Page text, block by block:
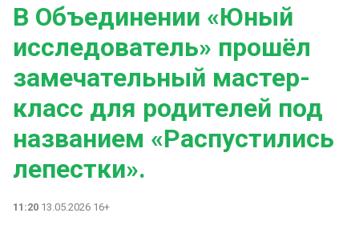
В Объединении «Юный
исследователь» прошёл
замечательный мастер-
класс для родителей под
названием «Распустились
лепестки».
11:20 13.05.2026 16+